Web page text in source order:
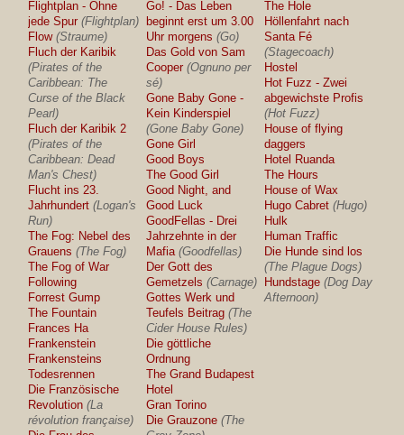
Flightplan - Ohne
jede Spur (Flightplan)
Flow (Straume)
Fluch der Karibik
(Pirates of the
Caribbean: The
Curse of the Black
Pearl)
Fluch der Karibik 2
(Pirates of the
Caribbean: Dead
Man's Chest)
Flucht ins 23.
Jahrhundert (Logan's
Run)
The Fog: Nebel des
Grauens (The Fog)
The Fog of War
Following
Forrest Gump
The Fountain
Frances Ha
Frankenstein
Frankensteins
Todesrennen
Die Französische
Revolution (La
révolution française)
Go! - Das Leben
beginnt erst um 3.00
Uhr morgens (Go)
Das Gold von Sam
Cooper (Ognuno per
sé)
Gone Baby Gone -
Kein Kinderspiel
(Gone Baby Gone)
Gone Girl
Good Boys
The Good Girl
Good Night, and
Good Luck
GoodFellas - Drei
Jahrzehnte in der
Mafia (Goodfellas)
Der Gott des
Gemetzels (Carnage)
Gottes Werk und
Teufels Beitrag (The
Cider House Rules)
Die göttliche
Ordnung
The Grand Budapest
Hotel
Gran Torino
Die Grauzone (The
The Hole
Höllenfahrt nach
Santa Fé
(Stagecoach)
Hostel
Hot Fuzz - Zwei
abgewichste Profis
(Hot Fuzz)
House of flying
daggers
Hotel Ruanda
The Hours
House of Wax
Hugo Cabret (Hugo)
Hulk
Human Traffic
Die Hunde sind los
(The Plague Dogs)
Hundstage (Dog Day
Afternoon)